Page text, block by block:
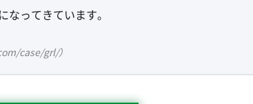
ってきています。
case/grl/）